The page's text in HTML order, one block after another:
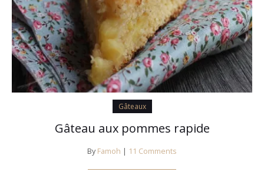
Gâteaux
Gâteau aux pommes rapide
By Famoh | 11 Comments